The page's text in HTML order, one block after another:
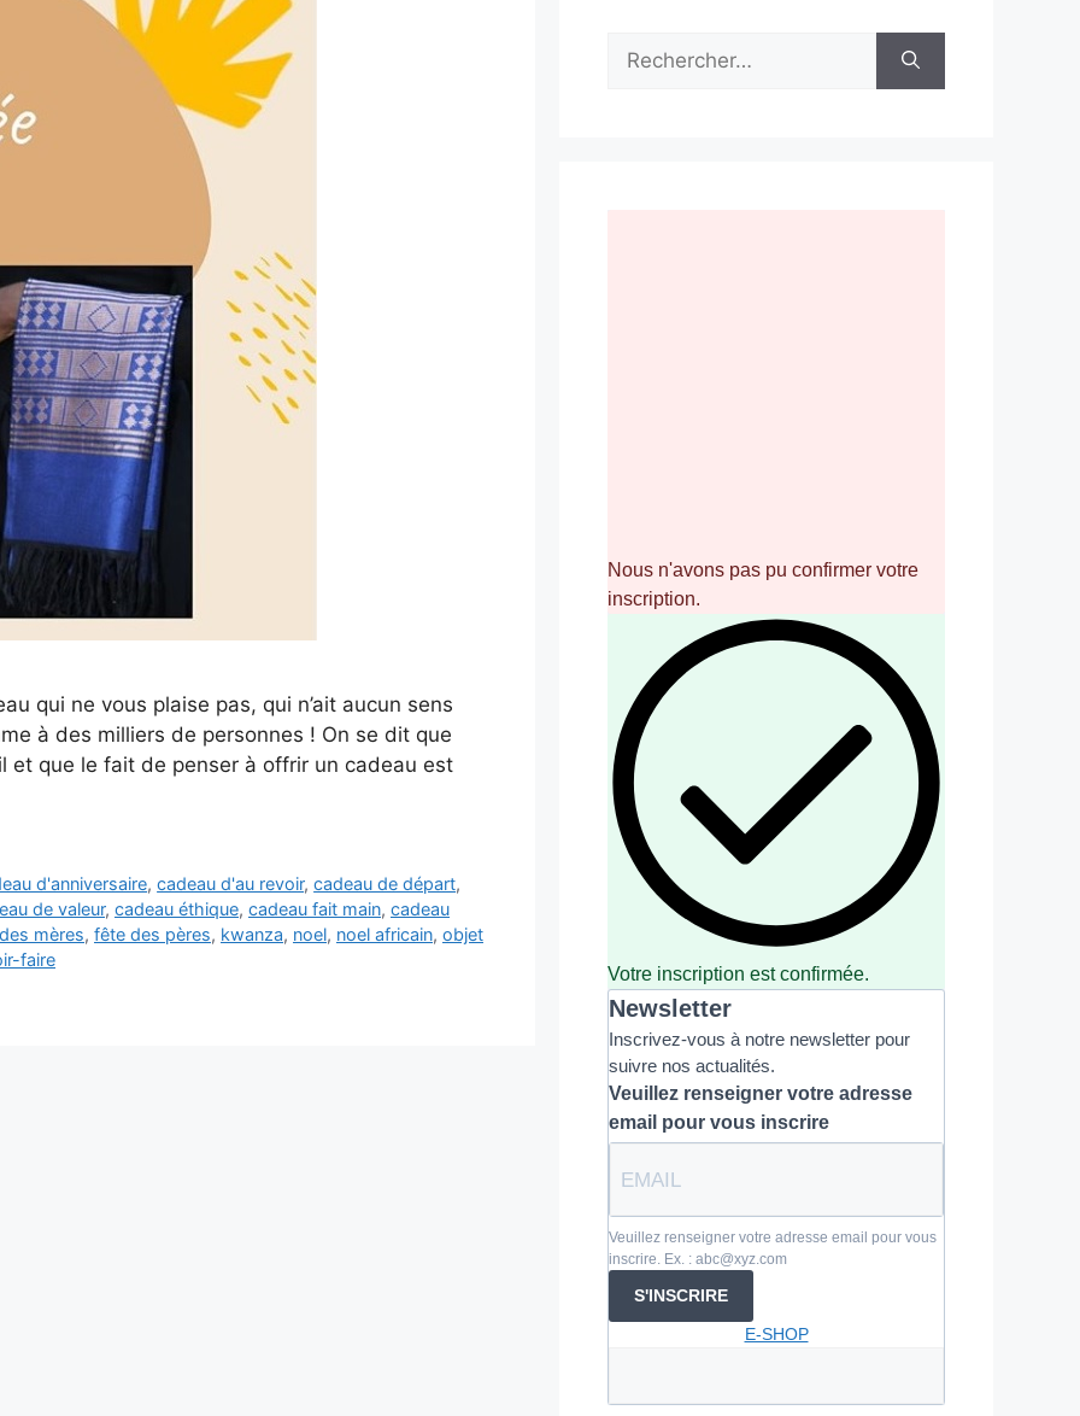
qui ne vous plaise pas, qui n’ait aucun sens
à des milliers de personnes ! On se dit que
et que le fait de penser à offrir un cadeau est
d'anniversaire,cadeau d'au revoir,cadeau de départ,
de valeur, cadeau éthique, cadeau fait main, cadeau
mères, fête des pères, kwanza, noel, noel africain, objet
faire
Nous n'avons pas pu confirmer votre
inscription.
Votre inscription est confirmée.
Newsletter
Inscrivez-vous à notre newsletter pour
suivre nos actualités.
Veuillez renseigner votre adresse
email pour vous inscrire
Veuillez renseigner votre adresse email pour vous
inscrire. Ex. : abc@xyz.com
S'INSCRIRE
E-SHOP